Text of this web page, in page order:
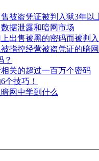
被盗凭证被判入狱3年以
据泄露和暗网市场
出售被黑的密码而被判
指控经营被盗凭证的暗
？
关的超过一百万个密码
个技巧！
网中学到什么